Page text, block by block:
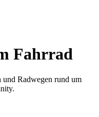
Fahrrad
und Radwegen rund um